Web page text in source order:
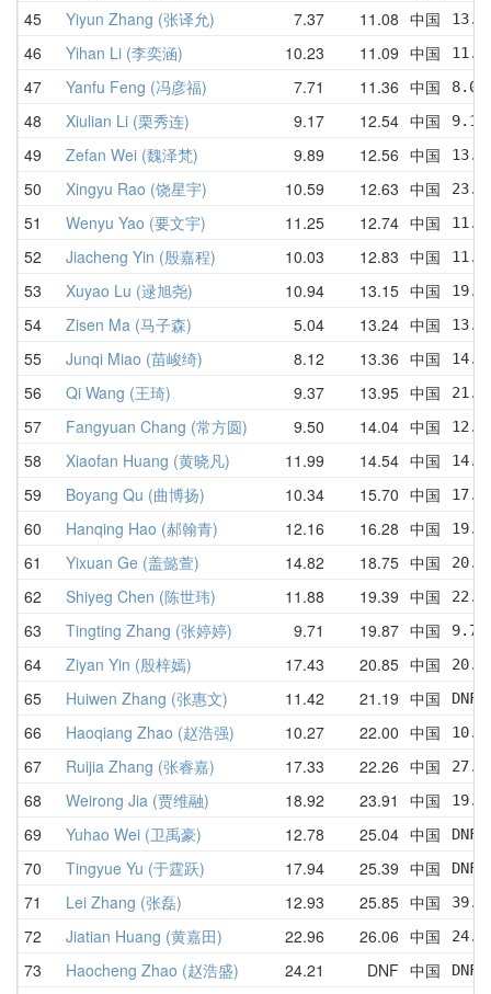
45 Yiyun Zhang (张译允) 7.37 11.08 中国
46 Yihan Li (李奕涵) 10.23 11.09 中国
47 Yanfu Feng (冯彦福) 7.71 11.36 中国
48 Xiulian Li (栗秀连) 9.17 12.54 中国
49 Zefan Wei (魏泽梵) 9.89 12.56 中国
50 Xingyu Rao (饶星宇) 10.59 12.63 中国
51 Wenyu Yao (要文宇) 11.25 12.74 中国
52 Jiacheng Yin (殷嘉程) 10.03 12.83 中国
53 Xuyao Lu (逯旭尧) 10.94 13.15 中国
54 Zisen Ma (马子森) 5.04 13.24 中国
55 Junqi Miao (苗峻绮) 8.12 13.36 中国
56 Qi Wang (王琦) 9.37 13.95 中国
57 Fangyuan Chang (常方圆) 9.50 14.04 中国
58 Xiaofan Huang (黄晓凡) 11.99 14.54 中国
59 Boyang Qu (曲博扬) 10.34 15.70 中国
60 Hanqing Hao (郝翰青) 12.16 16.28 中国
61 Yixuan Ge (盖懿萱) 14.82 18.75 中国
62 Shiyeg Chen (陈世玮) 11.88 19.39 中国
63 Tingting Zhang (张婷婷) 9.71 19.87 中国
64 Ziyan Yin (殷梓嫣) 17.43 20.85 中国
65 Huiwen Zhang (张惠文) 11.42 21.19 中国
66 Haoqiang Zhao (赵浩强) 10.27 22.00 中国
67 Ruijia Zhang (张睿嘉) 17.33 22.26 中国
68 Weirong Jia (贾维融) 18.92 23.91 中国
69 Yuhao Wei (卫禹豪) 12.78 25.04 中国
70 Tingyue Yu (于霆跃) 17.94 25.39 中国
71 Lei Zhang (张磊) 12.93 25.85 中国
72 Jiatian Huang (黄嘉田) 22.96 26.06 中国
73 Haocheng Zhao (赵浩盛) 24.21 DNF 中国